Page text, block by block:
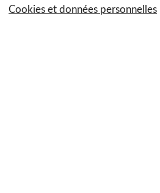
Cookies et données personnelles